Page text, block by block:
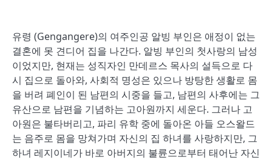
유령 (Gengangere)의 여주인공 알빙 부인은 애정이 없는
결혼에 못 견디어 집을 나간다. 알빙 부인의 첫사랑의 남성
이었지만, 현재는 성직자인 만데르스 목사의 설득으로 다
시 집으로 돌아와, 사회적 명성은 있으나 방탕한 생활로 몸
을 버려 폐인이 된 남편의 시중을 들고, 남편의 사후에는 그
유산으로 남편을 기념하는 고아원까지 세운다. 그러나 고
아원은 불타버리고, 파리 유학 중에 돌아온 아들 오스왈드
는 음주로 몸을 망쳐가며 자신의 집 하녀를 사랑하지만, 그
하녀 레지이네가 바로 아버지의 불륜으로부터 태어난 자신